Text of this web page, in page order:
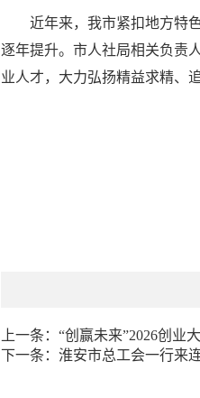
近年来，我市紧扣地方特
逐年提升。市人社局相关负责
业人才，大力弘扬精益求精、
上一条： “创赢未来”2026创业
下一条： 淮安市总工会一行来